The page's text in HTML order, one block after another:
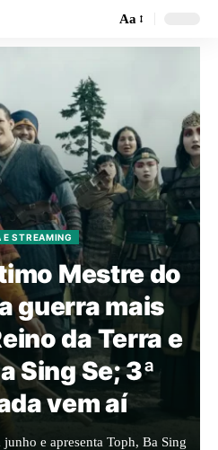
Aa
E STREAMING
Mestre do
guerra mais
da Terra e
Sing Se; 3ª
vem aí
e apresenta Toph, Ba Sing